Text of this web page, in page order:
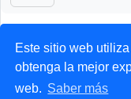
Este sitio web
obtenga la mejor
web. Saber más